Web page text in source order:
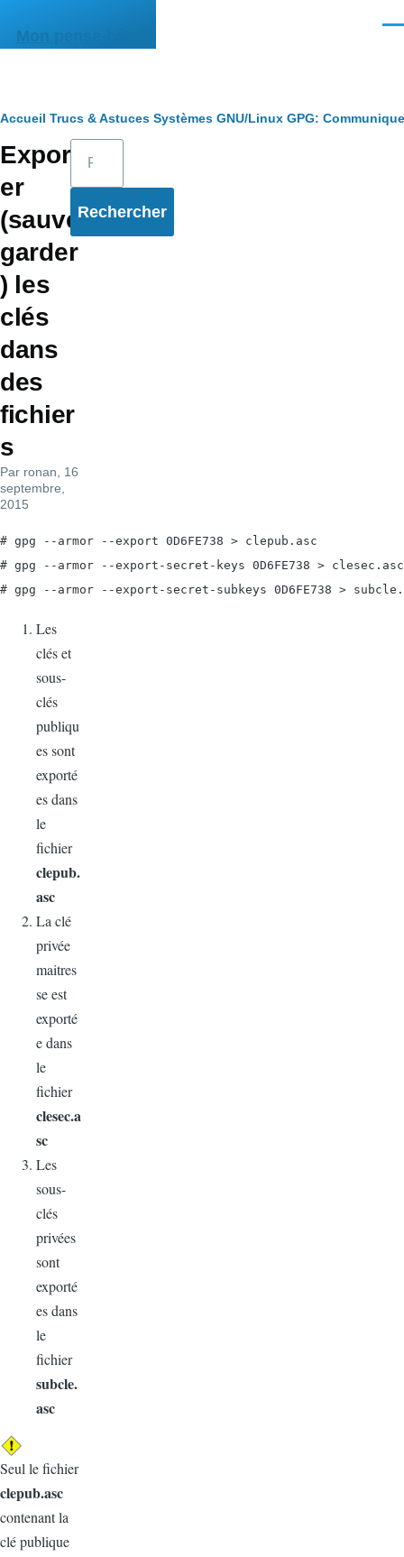
Mon pense-bête
Fil
d'Ariane
Accueil Trucs & Astuces Systèmes GNU/Linux GPG:
Export
er
(sauve
garder
) les
clés
dans
des
fichier
s
Par ronan , 16
septembre,
2015
# gpg --armor --export 0D6FE738 > clepub.asc
# gpg --armor --export-secret-keys 0D6FE738 > clesec.asc
Les
clés et
sous-
clés
publiqu
es sont
exporté
es dans
le
fichier
clepub.
asc
La clé
privée
maitres
se est
exporté
e dans
le
fichier
clesec.a
sc
Les
sous-
clés
privées
sont
exporté
es dans
le
fichier
subcle.
asc
Seul le fichier
clepub.asc
contenant la
clé publique
Rechercher